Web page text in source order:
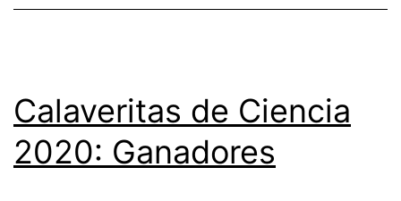
Calaveritas de Ciencia
2020: Ganadores